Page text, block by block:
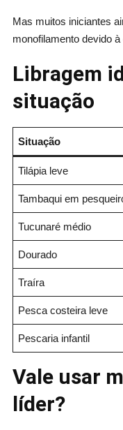
Mas muitos iniciantes
monofilamento devido
Libragem
situação
Situação
Tilápia leve
Tambaqui em
Tucunaré médio
Dourado
Traíra
Pesca costeira leve
Pescaria infantil
Vale usar
líder?